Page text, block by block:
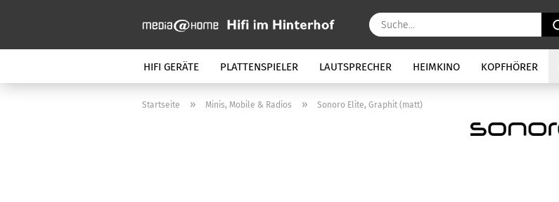
HIFI GERÄTE PLATTENSPIELER LAUTSPRECHER HEIMKINO KOPFHÖRER
Startseite » Minis, Mobile & Radios » Sonoro Elite, Graphit (matt)